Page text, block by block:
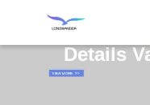
Details